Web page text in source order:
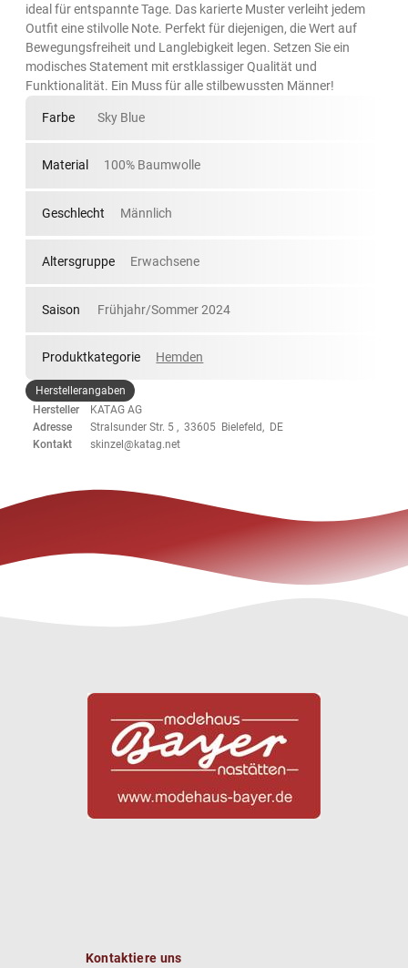
ideal für entspannte Tage. Das karierte Muster verleiht jedem
Outfit eine stilvolle Note. Perfekt für diejenigen, die Wert auf
Bewegungsfreiheit und Langlebigkeit legen. Setzen Sie ein
modisches Statement mit erstklassiger Qualität und
Funktionalität. Ein Muss für alle stilbewussten Männer!
Farbe Sky Blue
Material 100% Baumwolle
Geschlecht Männlich
Altersgruppe Erwachsene
Saison Frühjahr/Sommer 2024
Produktkategorie Hemden
Herstellerangaben
Hersteller
KATAG AG
Adresse
Stralsunder Str. 5 , 33605 Bielefeld, DE
Kontakt
skinzel@katag.net
Kontaktiere uns